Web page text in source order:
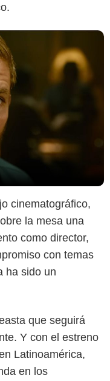
cinematográfico,
la mesa una
como director,
con temas
ha sido un
que seguirá
Y con el estreno
Latinoamérica,
en los